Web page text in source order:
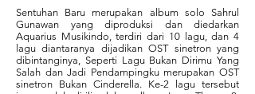
Sentuhan Baru merupakan album solo Sahrul
Gunawan yang diproduksi dan diedarkan
Aquarius Musikindo, terdiri dari 10 lagu, dan 4
lagu diantaranya dijadikan OST sinetron yang
dibintanginya, Seperti Lagu Bukan Dirimu Yang
Salah dan Jadi Pendampingku merupakan OST
sinetron Bukan Cinderella. Ke-2 lagu tersebut